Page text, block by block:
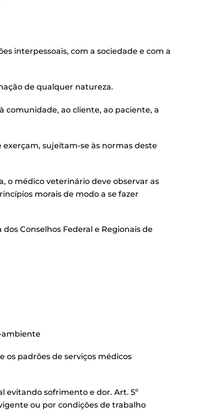
interpessoais, com a sociedade e com a
de qualquer natureza.
comunidade, ao cliente, ao paciente, a
sujeitam-se às normas deste
o médico veterinário deve observar as
morais de modo a se fazer
Conselhos Federal e Regionais de
ambiente
os padrões de serviços médicos
evitando sofrimento e dor. Art. 5º
ou por condições de trabalho